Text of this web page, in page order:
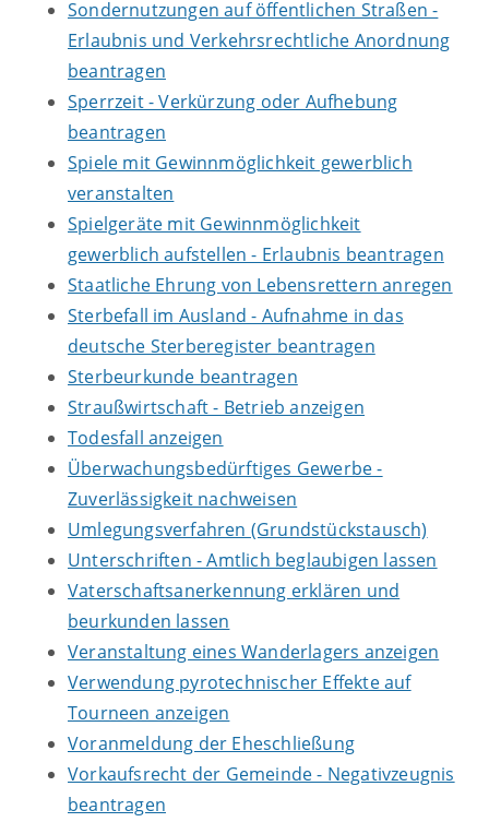
Sondernutzungen auf öffentlichen Straßen -
Erlaubnis und Verkehrsrechtliche Anordnung
beantragen
Sperrzeit - Verkürzung oder Aufhebung
beantragen
Spiele mit Gewinnmöglichkeit gewerblich
veranstalten
Spielgeräte mit Gewinnmöglichkeit
gewerblich aufstellen - Erlaubnis beantragen
Staatliche Ehrung von Lebensrettern anregen
Sterbefall im Ausland - Aufnahme in das
deutsche Sterberegister beantragen
Sterbeurkunde beantragen
Straußwirtschaft - Betrieb anzeigen
Todesfall anzeigen
Überwachungsbedürftiges Gewerbe -
Zuverlässigkeit nachweisen
Umlegungsverfahren (Grundstückstausch)
Unterschriften - Amtlich beglaubigen lassen
Vaterschaftsanerkennung erklären und
beurkunden lassen
Veranstaltung eines Wanderlagers anzeigen
Verwendung pyrotechnischer Effekte auf
Tourneen anzeigen
Voranmeldung der Eheschließung
Vorkaufsrecht der Gemeinde - Negativzeugnis
beantragen